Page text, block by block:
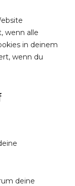
wenn alle
in deinem
wenn du
deine